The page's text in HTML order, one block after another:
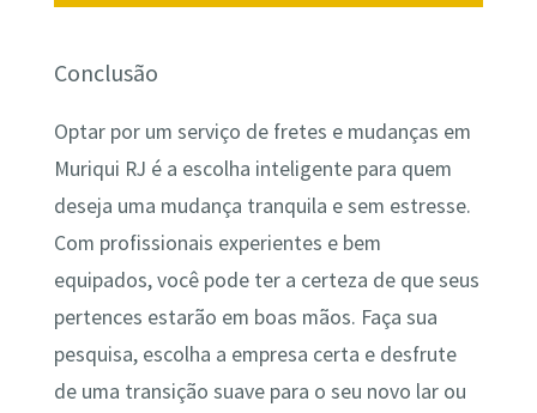
Conclusão
Optar por um serviço de fretes e mudanças em
Muriqui RJ é a escolha inteligente para quem
deseja uma mudança tranquila e sem estresse.
Com profissionais experientes e bem
equipados, você pode ter a certeza de que seus
pertences estarão em boas mãos. Faça sua
pesquisa, escolha a empresa certa e desfrute
de uma transição suave para o seu novo lar ou